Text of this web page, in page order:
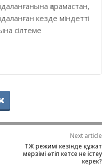
қарамастан,
кезде міндетті
сілтеме
Next article
ТЖ режимі кезінде құжат
мерзімі өтіп кетсе не істеу
керек?